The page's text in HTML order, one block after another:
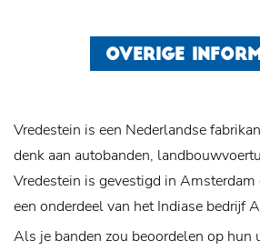
OVERIGE
Vredestein is een Nederlandse
denk aan autobanden,
Vredestein is gevestigd in Amsterdam
een onderdeel van het Indiase bedrijf
Als je banden zou beoordelen op hun